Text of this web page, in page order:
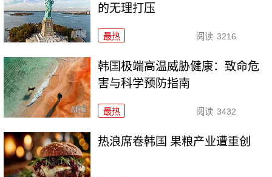
的无理打压
最热 阅读 3216
韩国极端高温威胁健康：致命危
害与科学预防指南
最热 阅读 3432
热浪席卷韩国 果粮产业遭重创